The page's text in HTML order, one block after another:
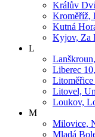
Králův
Kroměříž,
Kutná
Kyjov, Za
L
Liberec
Litoměřice
Litovel,
Loukov,
M
Milovice,
Mladá